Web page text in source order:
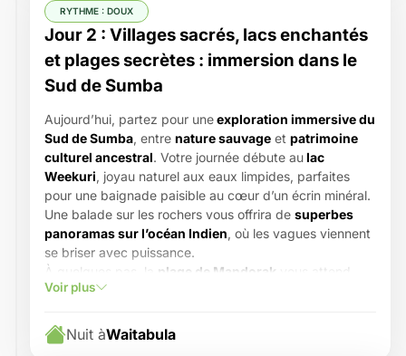
Nuit à Waitabula, le cœur encore empreint de vos
premières découvertes.
Jour 2 : Villages sacrés, lacs enchantés
et plages secrètes : immersion dans le
Sud de Sumba
RYTHME : DOUX
Aujourd’hui, partez pour uneexploration immersive du
Sud de Sumba, entre nature sauvage et patrimoine
culturel ancestral. Votre journée débute aulac
Weekuri, joyau naturel aux eaux limpides, parfaites
pour une baignade paisible au cœur d’un écrin minéral.
Une balade sur les rochers vous offrira de superbes
panoramas sur l’océan Indien, où les vagues viennent
se briser avec puissance.
À quelques pas, la
plage de Mandorak
vous attend,
intimiste et bordée de falaises sculptées par le vent.
savourerez un repas spécialement préparé pour vous,
au plus près de la nature, loin des foules et des
Voir plus
Nuit àWaitabula